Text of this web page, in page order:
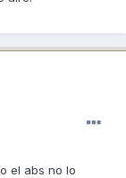
el abs no lo